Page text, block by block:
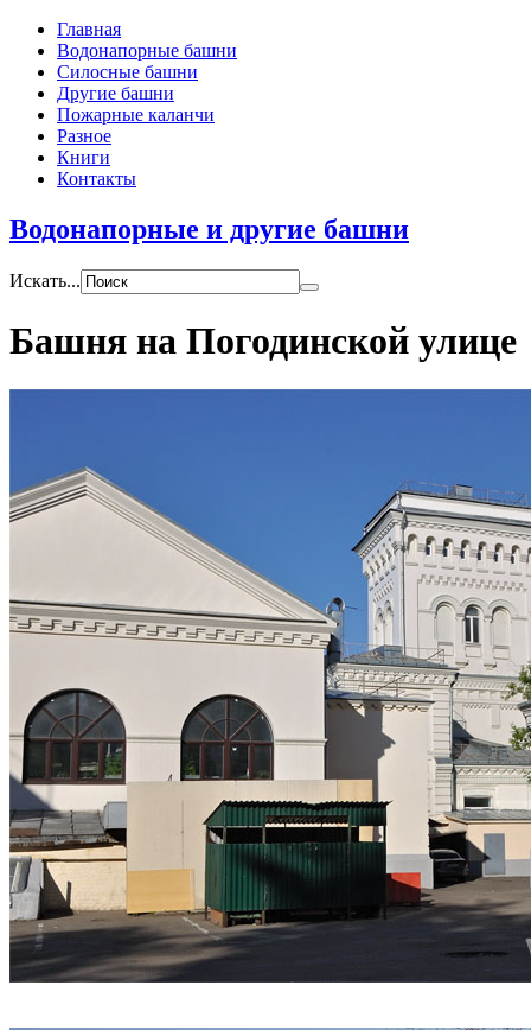
Главная
Водонапорные башни
Силосные башни
Другие башни
Пожарные каланчи
Разное
Книги
Контакты
Водонапорные и другие башни
Искать...
Башня на Погодинской улице